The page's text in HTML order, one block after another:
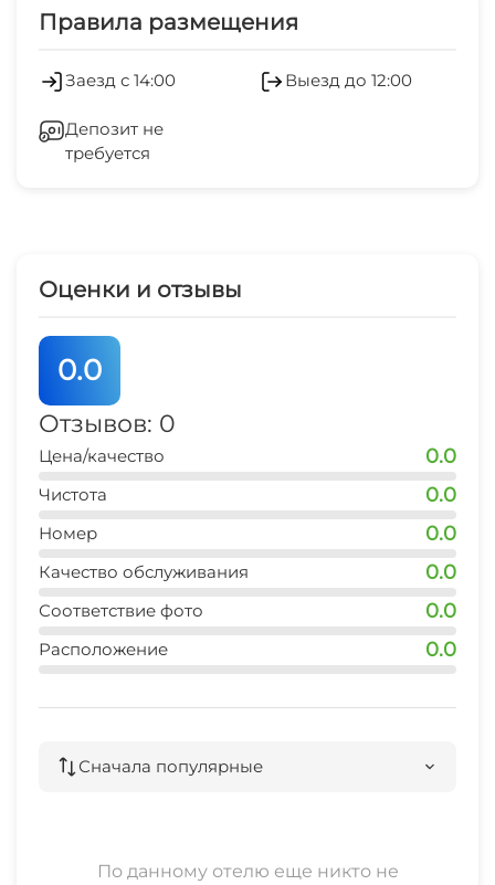
Работает круглогодично
Мангал/барбекю
Спутниковое ТВ
Правила размещения
Заезд с 14:00 Выезд до 12:00
Депозит не
требуется
Оценки и отзывы
0.0
Отзывов: 0
Цена/качество 0.0
Чистота 0.0
Номер 0.0
Качество обслуживания 0.0
Соответствие фото 0.0
Расположение 0.0
Сначала популярные
По данному отелю еще никто не